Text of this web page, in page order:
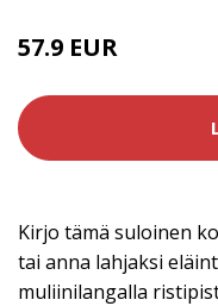
57.9 EUR
Kirjo tämä suloinen
tai anna lahjaksi
muliinilangalla